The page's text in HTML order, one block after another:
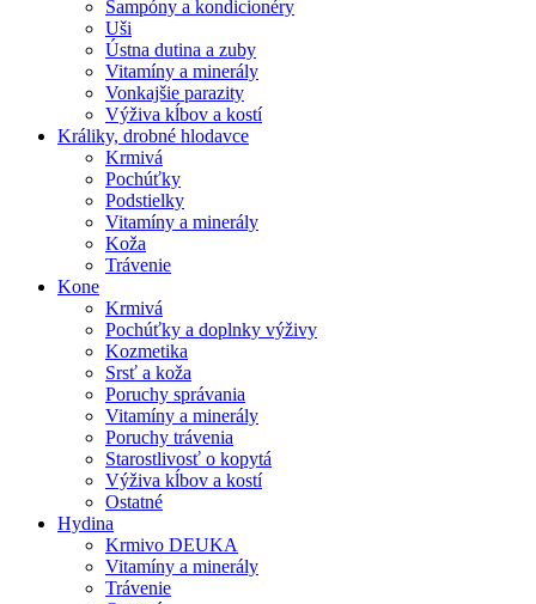
Šampóny a kondicionéry
Uši
Ústna dutina a zuby
Vitamíny a minerály
Vonkajšie parazity
Výživa kĺbov a kostí
Králiky, drobné hlodavce
Krmivá
Pochúťky
Podstielky
Vitamíny a minerály
Koža
Trávenie
Kone
Krmivá
Pochúťky a doplnky výživy
Kozmetika
Srsť a koža
Poruchy správania
Vitamíny a minerály
Poruchy trávenia
Starostlivosť o kopytá
Výživa kĺbov a kostí
Ostatné
Hydina
Krmivo DEUKA
Vitamíny a minerály
Trávenie